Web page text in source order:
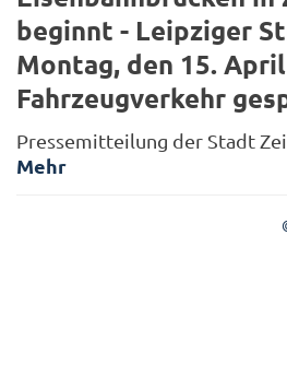
beginnt - Leipziger
Montag, den 15.
Fahrzeugverkehr
Pressemitteilung der Stadt
Mehr